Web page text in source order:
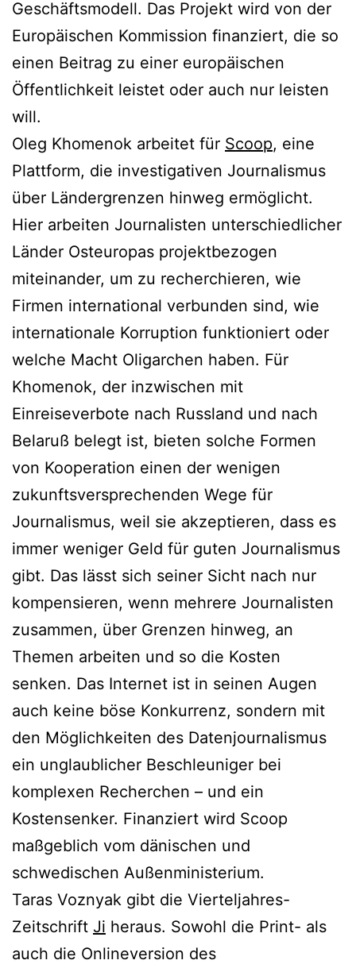
Geschäftsmodell. Das Projekt wird von der
Europäischen Kommission finanziert, die so
einen Beitrag zu einer europäischen
Öffentlichkeit leistet oder auch nur leisten
will.
Oleg Khomenok arbeitet für Scoop, eine
Plattform, die investigativen Journalismus
über Ländergrenzen hinweg ermöglicht.
Hier arbeiten Journalisten unterschiedlicher
Länder Osteuropas projektbezogen
miteinander, um zu recherchieren, wie
Firmen international verbunden sind, wie
internationale Korruption funktioniert oder
welche Macht Oligarchen haben. Für
Khomenok, der inzwischen mit
Einreiseverbote nach Russland und nach
Belaruß belegt ist, bieten solche Formen
von Kooperation einen der wenigen
zukunftsversprechenden Wege für
Journalismus, weil sie akzeptieren, dass es
immer weniger Geld für guten Journalismus
gibt. Das lässt sich seiner Sicht nach nur
kompensieren, wenn mehrere Journalisten
zusammen, über Grenzen hinweg, an
Themen arbeiten und so die Kosten
senken. Das Internet ist in seinen Augen
auch keine böse Konkurrenz, sondern mit
den Möglichkeiten des Datenjournalismus
ein unglaublicher Beschleuniger bei
komplexen Recherchen – und ein
Kostensenker. Finanziert wird Scoop
maßgeblich vom dänischen und
schwedischen Außenministerium.
Taras Voznyak gibt die Vierteljahres-
Zeitschrift Ji heraus. Sowohl die Print- als
auch die Onlineversion des